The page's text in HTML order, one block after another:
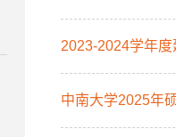
2023-2024学年
中南大学2025年